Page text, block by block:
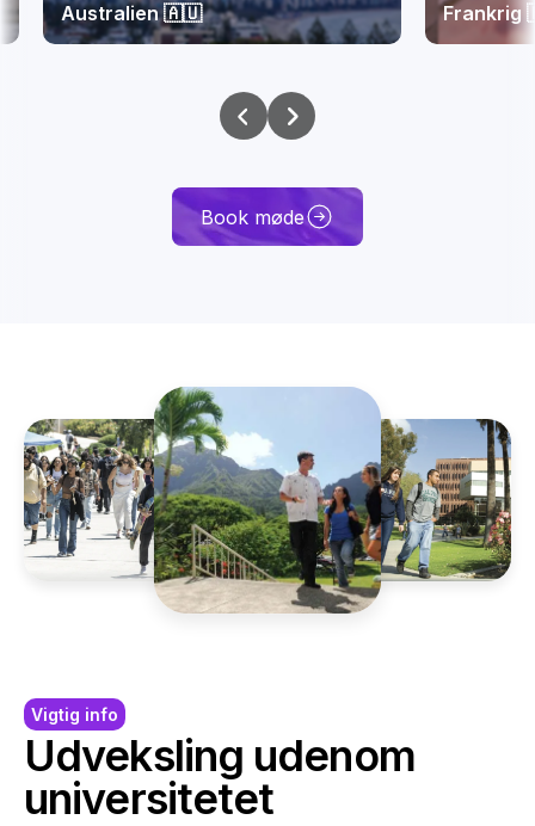
Australien 🇦🇺 Frankrig
Book møde
Vigtig info
Udveksling udenom
universitetet